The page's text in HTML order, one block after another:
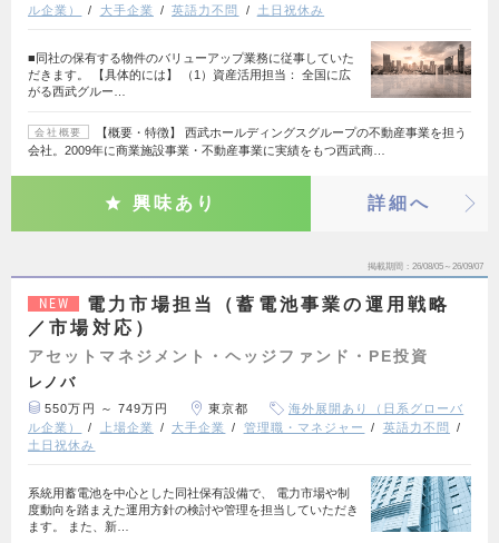
ル企業）
大手企業 英語力不問 土日祝休み
■同社の保有する物件のバリューアップ業務に従事していた
だきます。 【具体的には】 （1）資産活用担当： 全国に広
がる西武グルー…
会社概要
【概要・特徴】 西武ホールディングスグループの不動産事業を担う
会社。2009年に商業施設事業・不動産事業に実績をもつ西武商…
興味あり 詳細へ
掲載期間 26/08/05～26/09/07
NEW
電力市場担当（蓄電池事業の運用戦略
／市場対応）
アセットマネジメント・ヘッジファンド・PE投資
レノバ
550万円 ～ 749万円 東京都
海外展開あり（日系グローバ
ル企業）
上場企業 大手企業 管理職・マネジャー
英語力不問
土日祝休み
系統用蓄電池を中心とした同社保有設備で、 電力市場や制
度動向を踏まえた運用方針の検討や管理を担当していただき
ます。 また、新…